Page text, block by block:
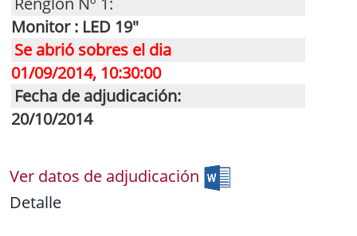
Monitor : LED 19"
Se abrió sobres el dia
01/09/2014, 10:30:00
Fecha de adjudicación:
20/10/2014
Ver datos de adjudicación
Detalle